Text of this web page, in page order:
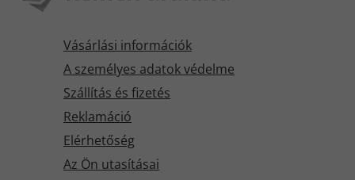
Vásárlási információk
A személyes adatok védelme
Szállítás és fizetés
Reklamáció
Elérhetőség
Az Ön utasításai